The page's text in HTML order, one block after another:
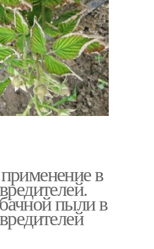
в
пыли в